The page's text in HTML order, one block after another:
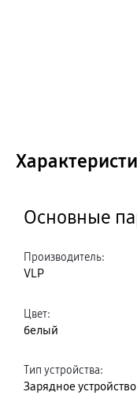
Основные
Производитель:
VLP
Цвет:
белый
Тип устройства:
Зарядное